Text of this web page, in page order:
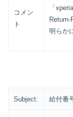
コメン
ト
「
Return-
明らか
Subject: 給付番